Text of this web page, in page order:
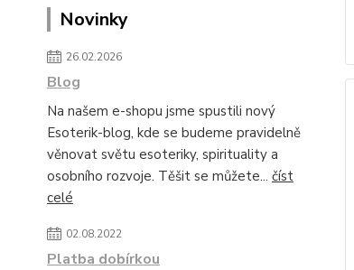
Novinky
26.02.2026
Blog
Na našem e-shopu jsme spustili nový
Esoterik-blog, kde se budeme pravidelně
věnovat světu esoteriky, spirituality a
osobního rozvoje. Těšit se můžete... číst
celé
02.08.2022
Platba dobírkou